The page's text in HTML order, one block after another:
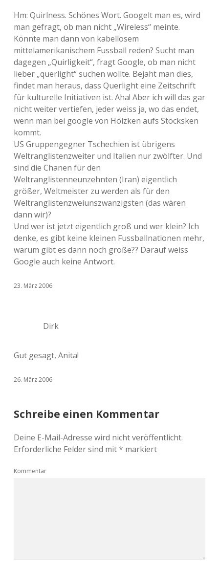
Hm: Quirlness. Schönes Wort. Googelt man es, wird
man gefragt, ob man nicht „Wireless“ meinte.
Könnte man dann von kabellosem
mittelamerikanischem Fussball reden? Sucht man
dagegen „Quirligkeit“, fragt Google, ob man nicht
lieber „querlight“ suchen wollte. Bejaht man dies,
findet man heraus, dass Querlight eine Zeitschrift
für kulturelle Initiativen ist. Aha! Aber ich will das gar
nicht weiter vertiefen, jeder weiss ja, wo das endet,
wenn man bei google von Hölzken aufs Stöcksken
kommt.
US Gruppengegner Tschechien ist übrigens
Weltranglistenzweiter und Italien nur zwölfter. Und
sind die Chanen für den
Weltranglistenneunzehnten (Iran) eigentlich
größer, Weltmeister zu werden als für den
Weltranglistenzweiunszwanzigsten (das wären
dann wir)?
Und wer ist jetzt eigentlich groß und wer klein? Ich
denke, es gibt keine kleinen Fussballnationen mehr,
warum gibt es dann noch große?? Darauf weiss
Google auch keine Antwort.
23. März 2006
Dirk
Gut gesagt, Anita!
26. März 2006
Schreibe einen Kommentar
Deine E-Mail-Adresse wird nicht veröffentlicht.
Erforderliche Felder sind mit* markiert
Kommentar